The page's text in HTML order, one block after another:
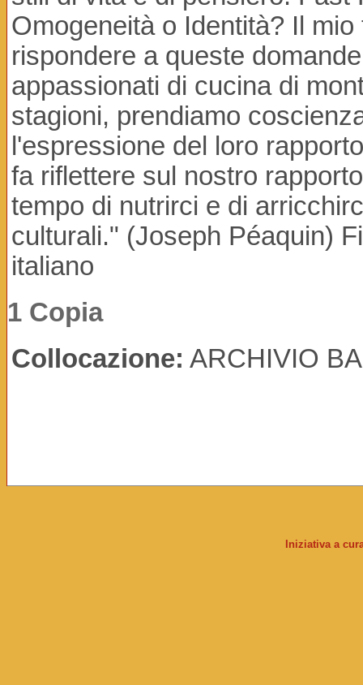
Omogeneità o Identità? Il
rispondere a queste
appassionati di cucina di
stagioni, prendiamo
l'espressione del loro
fa riflettere sul nostro
tempo di nutrirci e di
culturali." (Joseph Péaquin)
italiano
1 Copia
Collocazione: ARCHIVIO
Iniziativa a